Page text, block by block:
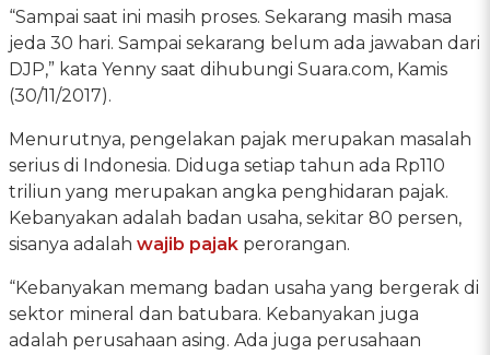
“Sampai saat ini masih proses. Sekarang masih masa
jeda 30 hari. Sampai sekarang belum ada jawaban dari
DJP,” kata Yenny saat dihubungi Suara.com, Kamis
(30/11/2017).
Menurutnya, pengelakan pajak merupakan masalah
serius di Indonesia. Diduga setiap tahun ada Rp110
triliun yang merupakan angka penghidaran pajak.
Kebanyakan adalah badan usaha, sekitar 80 persen,
sisanya adalah wajib pajak perorangan.
“Kebanyakan memang badan usaha yang bergerak di
sektor mineral dan batubara. Kebanyakan juga
adalah perusahaan asing. Ada juga perusahaan